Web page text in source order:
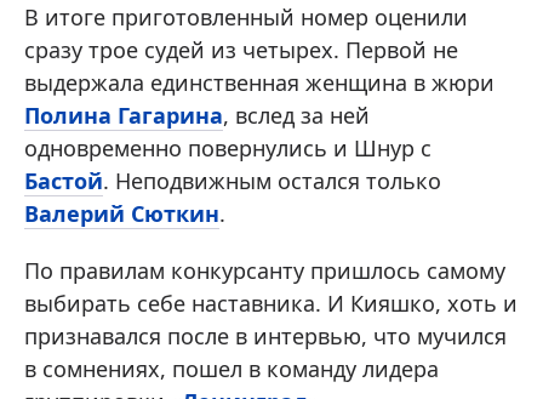
В итоге приготовленный номер оценили
сразу трое судей из четырех. Первой не
выдержала единственная женщина в жюри
Полина Гагарина, вслед за ней
одновременно повернулись и Шнур с
Бастой. Неподвижным остался только
Валерий Сюткин.
По правилам конкурсанту пришлось самому
выбирать себе наставника. И Кияшко, хоть и
признавался после в интервью, что мучился
в сомнениях, пошел в команду лидера